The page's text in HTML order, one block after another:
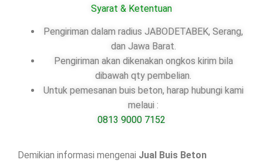
Syarat & Ketentuan
Pengiriman dalam radius JABODETABEK, Serang,
dan Jawa Barat.
Pengiriman akan dikenakan ongkos kirim bila
dibawah qty pembelian.
Untuk pemesanan buis beton, harap hubungi kami
melaui :
0813 9000 7152
Demikian informasi mengenai Jual Buis Beton